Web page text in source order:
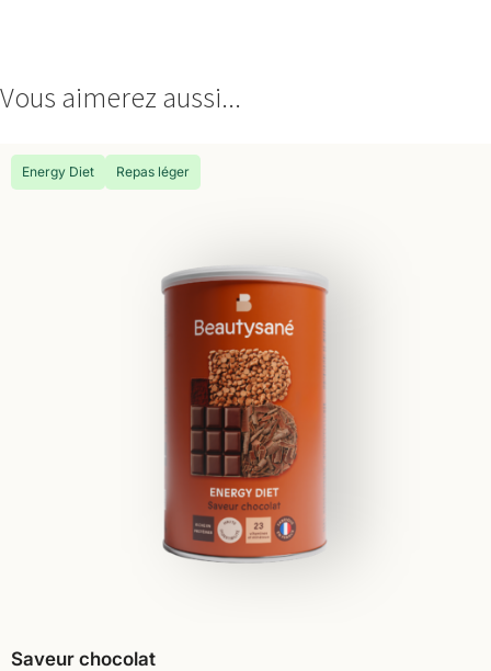
Vous aimerez aussi...
Energy Diet Repas léger
Saveur chocolat